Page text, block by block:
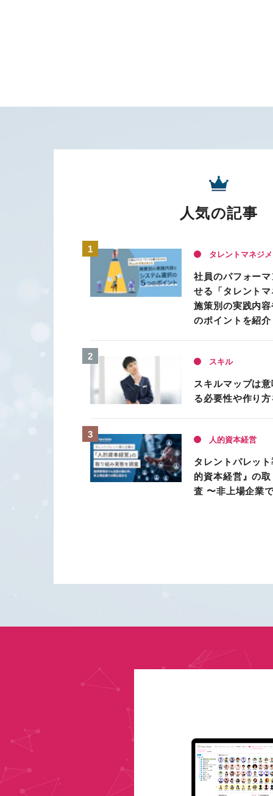
人気の記事
タレントマネジ
社員のパフォー
せる「タレント
施策別の実践内
のポイントを紹介
スキル
スキルマップは
る必要性や作り
人的資本経営
タレントパレッ
的資本経営』の
査 〜非上場企業